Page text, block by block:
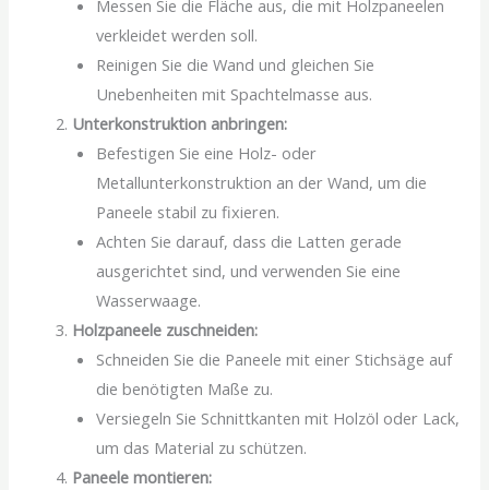
Messen Sie die Fläche aus, die mit Holzpaneelen
verkleidet werden soll.
Reinigen Sie die Wand und gleichen Sie
Unebenheiten mit Spachtelmasse aus.
Unterkonstruktion anbringen:
Befestigen Sie eine Holz- oder
Metallunterkonstruktion an der Wand, um die
Paneele stabil zu fixieren.
Achten Sie darauf, dass die Latten gerade
ausgerichtet sind, und verwenden Sie eine
Wasserwaage.
Holzpaneele zuschneiden:
Schneiden Sie die Paneele mit einer Stichsäge auf
die benötigten Maße zu.
Versiegeln Sie Schnittkanten mit Holzöl oder Lack,
um das Material zu schützen.
Paneele montieren: